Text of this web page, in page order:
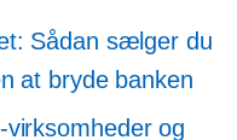
Sådan sælger du
at bryde banken
og